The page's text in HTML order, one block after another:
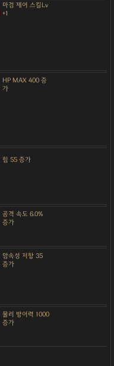
마검 제어 스킬Lv
+1
HP MAX 400 증
가
힘 55 증가
공격 속도 6.0%
증가
암속성 저항 35
증가
물리 방어력 1000
증가